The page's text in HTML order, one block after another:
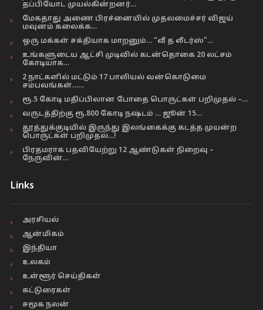
தப்பியோட முயல்கின்றனர்…
மேகதாது அணை பிரச்னையில் முதலமைச்சர் விஜய்
மவுனம் கலைக்க…
ஒரு மக்கள் சக்தியாக மாறனும்… “வீ த லீடர்ஸ்”…
உங்களுடைய ஆட்சி முடிவில் கடன்தொகை 20 லட்சம்
கோடியாக…
2 நாட்களில் மட்டும் 17 பாலியல் வன்கொடுமை
சம்பவங்கள்……
ரூ.5 கோடி மதிப்பிலான போதை பொருட்கள் பறிமுதல் –…
வருடத்திற்கு ரூ.800 கோடி நஷ்டம் … ஜூன் 15…
தூத்துக்குடியில் இருந்து இலங்கைக்கு கடத்த முயன்ற
பொருட்கள் பறிமுதல்…!
பிரதமராக பதவியேற்று 12 ஆண்டுகள் நிறைவு –
நேருவின்…
Links
அரசியல்
ஆன்மிகம்
இந்தியா
உலகம்
உள்ளூர் செய்திகள்
கட்டுரைகள்
சமூக நலன்